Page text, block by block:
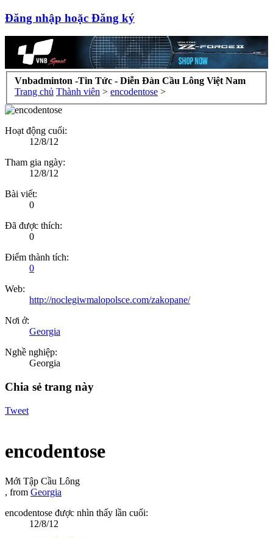
Đăng nhập hoặc Đăng ký
Vnbadminton -Tin Tức - Diễn Đàn Cầu Lông Việt Nam
Trang chủ Thành viên > encodentose >
Hoạt động cuối:
12/8/12
Tham gia ngày:
12/8/12
Bài viết:
0
Đã được thích:
0
Điểm thành tích:
0
Web:
http://noclegiwmalopolsce.com/zakopane/
Nơi ở:
Georgia
Nghề nghiệp:
Georgia
Chia sẻ trang này
Tweet
encodentose
Mới Tập Cầu Lông
, from Georgia
encodentose được nhìn thấy lần cuối:
12/8/12